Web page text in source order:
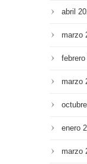
abril
marzo
marzo
enero
marzo